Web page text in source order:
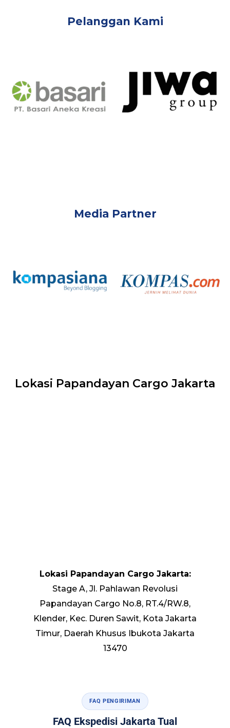
Pelanggan Kami
Media Partner
Lokasi Papandayan Cargo Jakarta
Lokasi Papandayan Cargo Jakarta:
Stage A, Jl. Pahlawan Revolusi
Papandayan Cargo No.8, RT.4/RW.8,
Klender, Kec. Duren Sawit, Kota Jakarta
Timur, Daerah Khusus Ibukota Jakarta
13470
FAQ PENGIRIMAN
FAQ Ekspedisi Jakarta Tual